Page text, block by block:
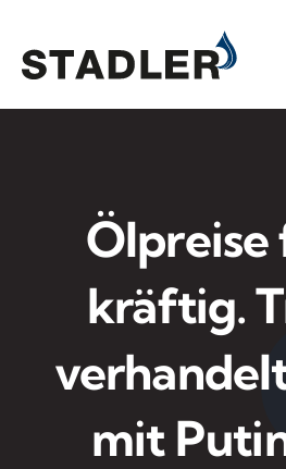
Inhalt
springen
Ölpreise
kräftig.
mit